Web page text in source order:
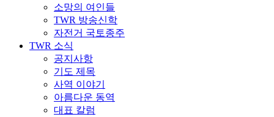
소망의 여인들
TWR 방송신학
자전거 국토종주
TWR 소식
공지사항
기도 제목
사역 이야기
아름다운 동역
대표 칼럼